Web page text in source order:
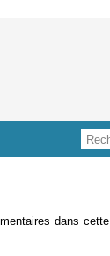
dans cette